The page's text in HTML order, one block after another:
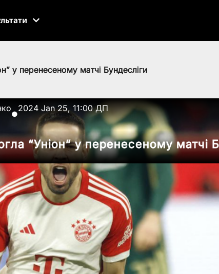
у перенесеному матчі Бундесліги
●
2024 Jan 25, 11:00 ДП
“Уніон” у перенесеному матчі